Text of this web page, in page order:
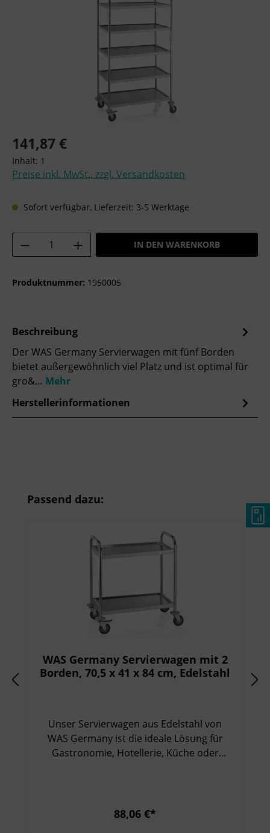
Regulärer Preis:
141,87 €
Inhalt: 1
Preise inkl. MwSt., zzgl. Versandkosten
Sofort verfügbar, Lieferzeit: 3-5 Werktage
Produkt Anzahl: Gib den gewünschten
IN DEN WARENKORB
Produktnummer: 1950005
Beschreibung
Der WAS Germany Servierwagen mit fünf Borden
bietet außergewöhnlich viel Platz und ist optimal für
gro&… Mehr
Herstellerinformationen
Produktgalerie überspringen
Passend dazu:
WAS Germany Servierwagen mit 2
Borden, 70,5 x 41 x 84 cm, Edelstahl
Unser Servierwagen aus Edelstahl von
WAS Germany ist die ideale Lösung für
Gastronomie, Hotellerie, Küche oder
lässt sich der Wagen mühelos
88,06 €*